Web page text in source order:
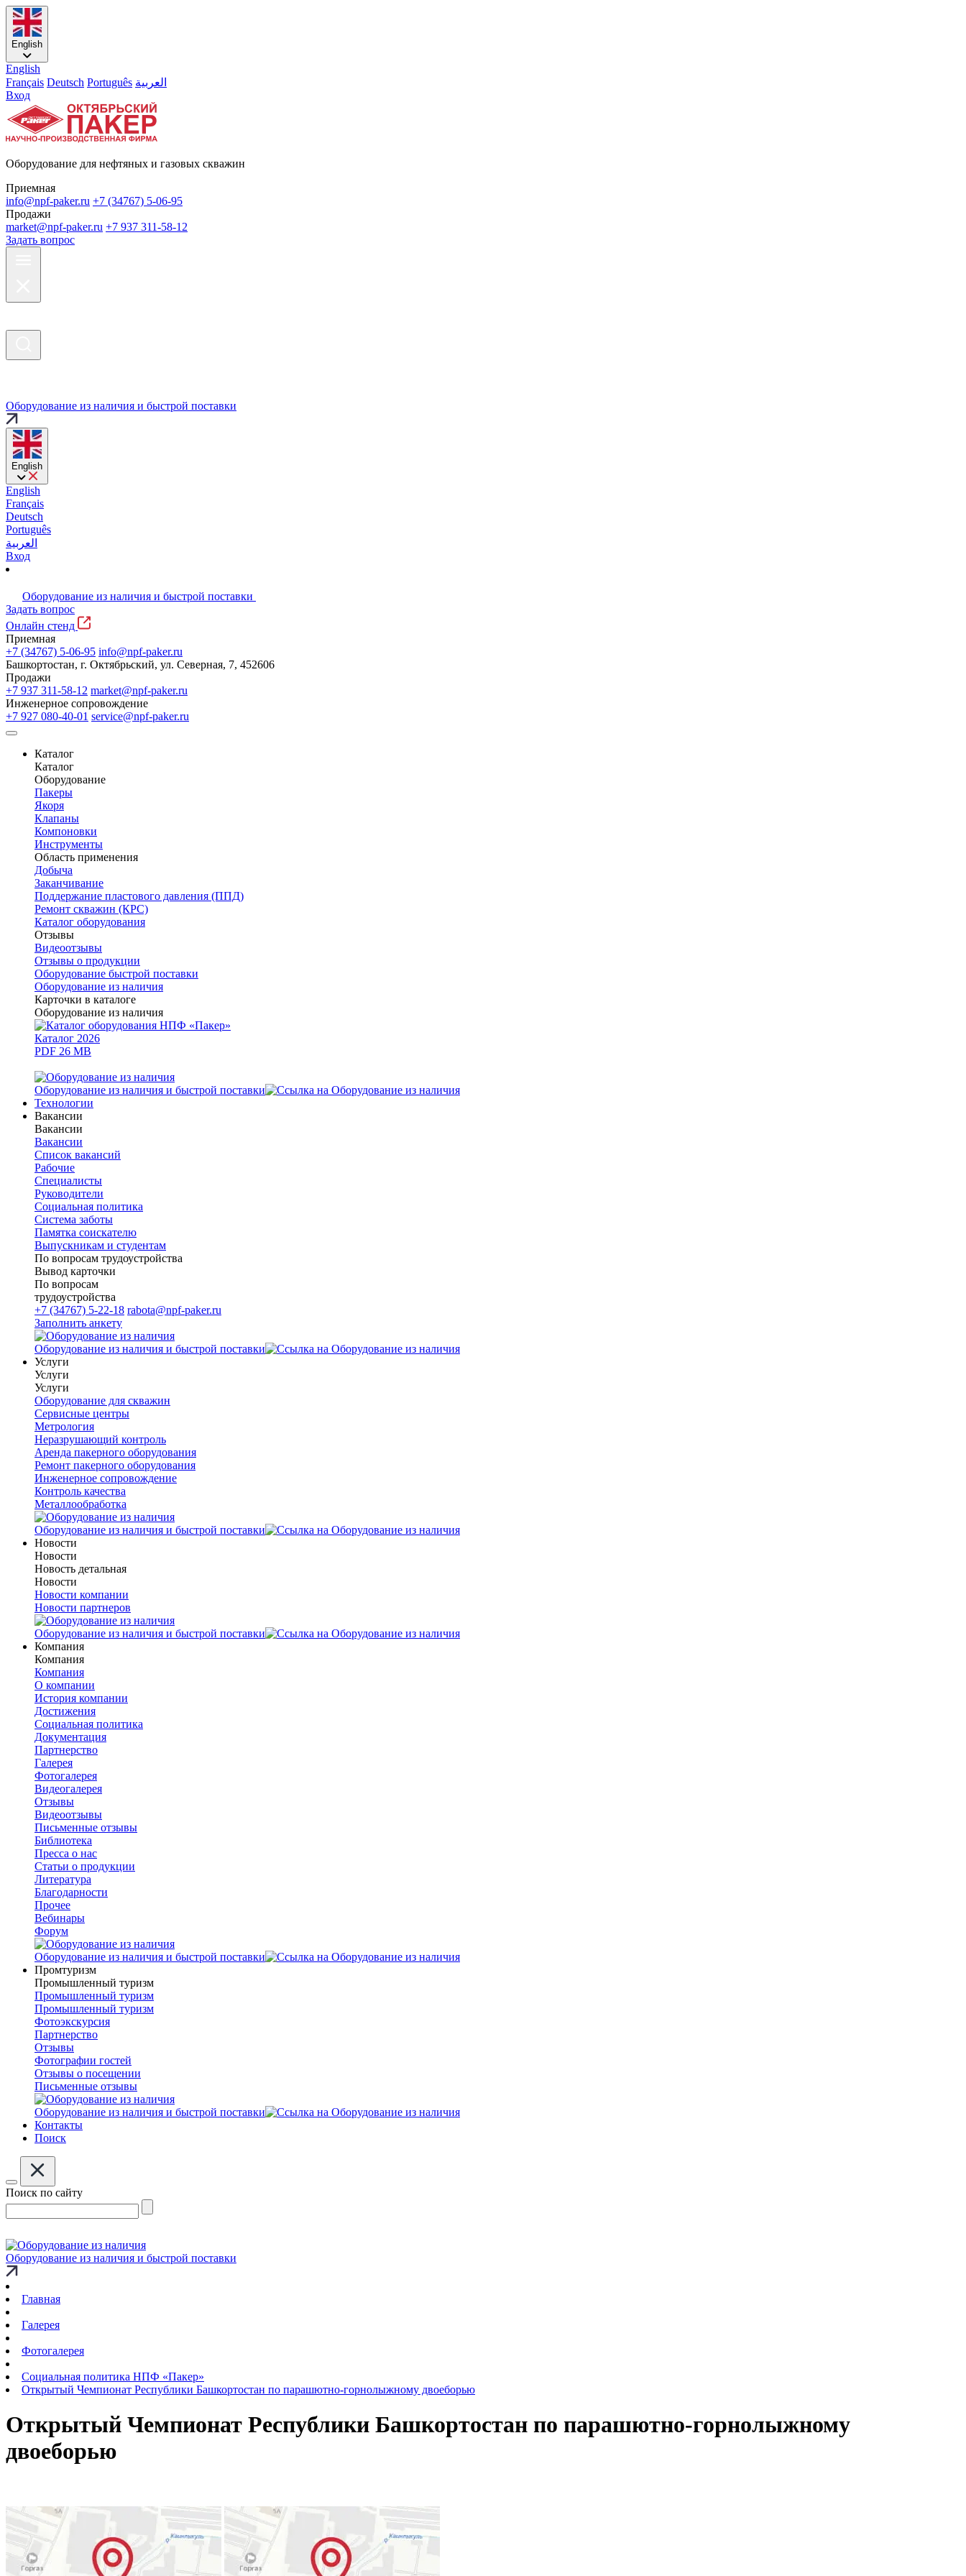
English
English
Français Deutsch Português العربية
Вход
Оборудование для нефтяных и газовых скважин
Приемная
info@npf-paker.ru +7 (34767) 5-06-95
Продажи
market@npf-paker.ru +7 937 311-58-12
Задать вопрос
Оборудование из наличия и быстрой поставки
English
English
Français
Deutsch
Português
العربية
Вход
Оборудование из наличия и быстрой поставки
Задать вопрос
Онлайн стенд
Приемная
+7 (34767) 5-06-95 info@npf-paker.ru
Башкортостан, г. Октябрьский, ул. Северная, 7, 452606
Продажи
+7 937 311-58-12 market@npf-paker.ru
Инженерное сопровождение
+7 927 080-40-01 service@npf-paker.ru
Каталог
Каталог
Оборудование
Пакеры
Якоря
Клапаны
Компоновки
Инструменты
Область применения
Добыча
Заканчивание
Поддержание пластового давления (ППД)
Ремонт скважин (КРС)
Каталог оборудования
Отзывы
Видеоотзывы
Отзывы о продукции
Оборудование быстрой поставки
Оборудование из наличия
Карточки в каталоге
Оборудование из наличия
Каталог 2026
PDF 26 MB
Оборудование из наличия и быстрой поставки
Технологии
Вакансии
Вакансии
Вакансии
Список вакансий
Рабочие
Специалисты
Руководители
Cоциальная политика
Система заботы
Памятка соискателю
Выпускникам и студентам
По вопросам трудоустройства
Вывод карточки
По вопросам
трудоустройства
+7 (34767) 5-22-18 rabota@npf-paker.ru
Заполнить анкету
Оборудование из наличия и быстрой поставки
Услуги
Услуги
Услуги
Оборудование для скважин
Сервисные центры
Метрология
Неразрушающий контроль
Аренда пакерного оборудования
Ремонт пакерного оборудования
Инженерное сопровождение
Контроль качества
Металлообработка
Оборудование из наличия и быстрой поставки
Новости
Новости
Новость детальная
Новости
Новости компании
Новости партнеров
Оборудование из наличия и быстрой поставки
Компания
Компания
Компания
О компании
История компании
Достижения
Социальная политика
Документация
Партнерство
Галерея
Фотогалерея
Видеогалерея
Отзывы
Видеоотзывы
Письменные отзывы
Библиотека
Пресса о нас
Статьи о продукции
Литература
Благодарности
Прочее
Вебинары
Форум
Оборудование из наличия и быстрой поставки
Промтуризм
Промышленный туризм
Промышленный туризм
Промышленный туризм
Фотоэкскурсия
Партнерство
Отзывы
Фотографии гостей
Отзывы о посещении
Письменные отзывы
Оборудование из наличия и быстрой поставки
Контакты
Поиск
Поиск по сайту
Оборудование из наличия и быстрой поставки
Главная
Галерея
Фотогалерея
Социальная политика НПФ «Пакер»
Открытый Чемпионат Республики Башкортостан по парашютно-горнолыжному двоеборью
Открытый Чемпионат Республики Башкортостан по парашютно-горнолыжному
двоеборью